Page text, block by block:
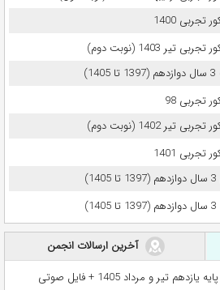
1400
1403 (نوبت دوم)
98
1402 (نوبت دوم)
1401
آخرین ارسالات انجمن